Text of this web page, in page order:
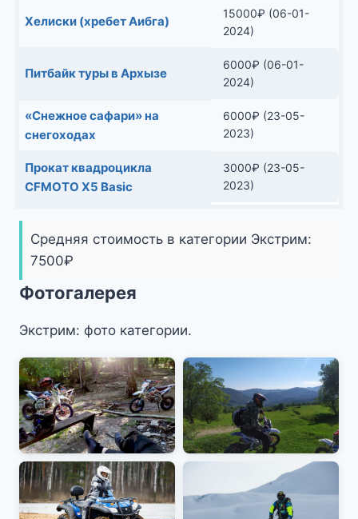
Хелиски (хребет Аибга)
15000₽ (06-01-
2024)
Питбайк туры в Архызе
6000₽ (06-01-
2024)
«Снежное сафари» на
снегоходах
6000₽ (23-05-
2023)
Прокат квадроцикла
CFMOTO X5 Basic
3000₽ (23-05-
2023)
Средняя стоимость в категории Экстрим:
7500₽
Фотогалерея
Экстрим: фото категории.